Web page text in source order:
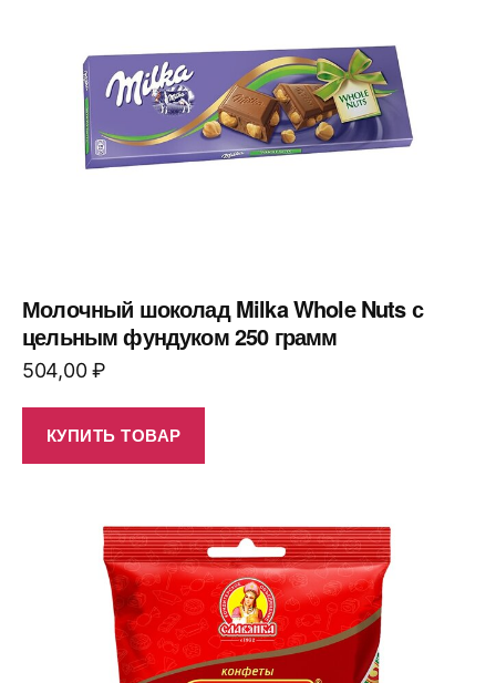
Молочный шоколад Milka Whole Nuts с
цельным фундуком 250 грамм
504,00₽
КУПИТЬ ТОВАР